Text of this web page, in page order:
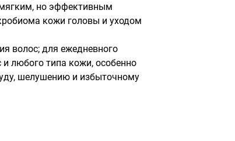
но эффективным
кожи головы и уходом
волос; для ежедневного
и любого типа кожи, особенно
шелушению и избыточному